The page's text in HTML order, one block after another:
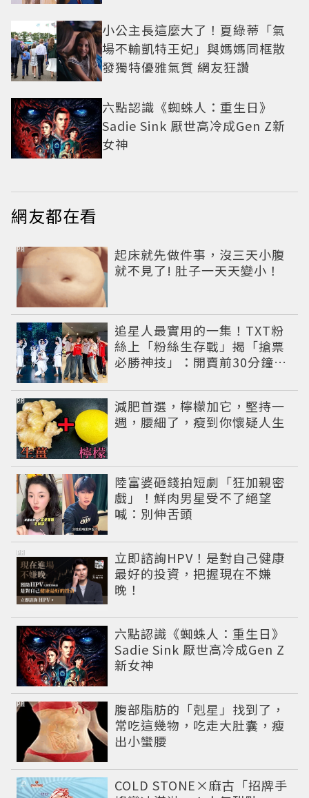
小公主長這麼大了！夏綠蒂「氣
場不輸凱特王妃」與媽媽同框散
發獨特優雅氣質 網友狂讚
六點認識《蜘蛛人：重生日》
Sadie Sink 厭世高冷成Gen Z新
女神
網友都在看
起床就先做件事，沒三天小腹
就不見了! 肚子一天天變小！
PR
追星人最實用的一集！TXT粉
絲上「粉絲生存戰」揭「搶票
必勝神技」：開賣前30分鐘手
減肥首選，檸檬加它，堅持一
週，腰細了，瘦到你懷疑人生
PR
陸富婆砸錢拍短劇「狂加親密
戲」！鮮肉男星受不了絕望
喊：別伸舌頭
立即諮詢HPV！是對自己健康
最好的投資，把握現在不嫌
晚！
PR
六點認識《蜘蛛人：重生日》
Sadie Sink 厭世高冷成Gen Z
新女神
腹部脂肪的「剋星」找到了，
常吃這幾物，吃走大肚囊，瘦
出小蠻腰
PR
COLD STONE×麻古「招牌手